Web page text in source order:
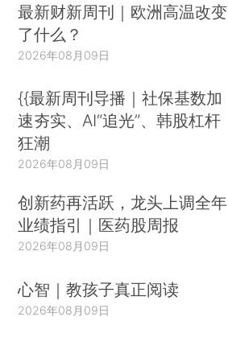
最新财新周刊｜欧洲高温改变
了什么？
2026年08月09日
{{最新周刊导播｜社保基数加
速夯实、AI“追光”、韩股杠杆
狂潮
2026年08月09日
创新药再活跃，龙头上调全年
业绩指引｜医药股周报
2026年08月09日
心智｜教孩子真正阅读
2026年08月09日